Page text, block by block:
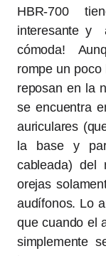
HBR-700
interesante y
cómoda!
rompe un
reposan en la
se encuentra
auriculares
la base y
cableada)
orejas
audífonos. Lo
que cuando el
simplemente